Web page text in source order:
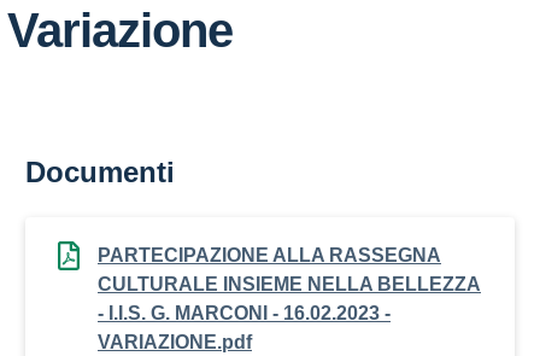
Variazione
Documenti
PARTECIPAZIONE ALLA RASSEGNA
CULTURALE INSIEME NELLA BELLEZZA
- I.I.S. G. MARCONI - 16.02.2023 -
VARIAZIONE.pdf